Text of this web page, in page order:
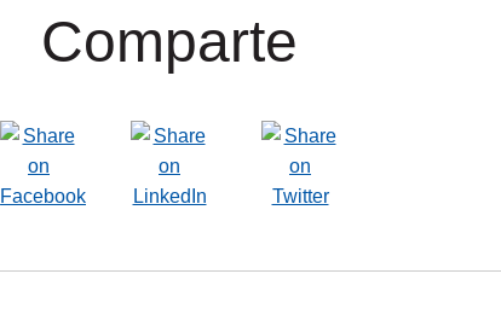
Comparte